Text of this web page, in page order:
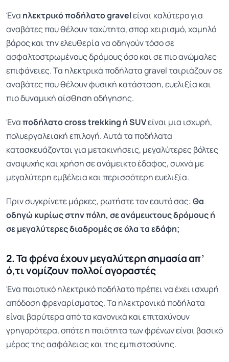
Ένα ηλεκτρικό ποδήλατο gravelείναι καλύτερο για
αναβάτες που θέλουν ταχύτητα, σπορ χειρισμό, χαμηλό
βάρος και την ελευθερία να οδηγούν τόσο σε
ασφαλτοστρωμένους δρόμους όσο και σε πιο ανώμαλες
επιφάνειες. Τα ηλεκτρικά ποδήλατα gravel ταιριάζουν σε
αναβάτες που θέλουν φυσική κατάσταση, ευελιξία και
πιο δυναμική αίσθηση οδήγησης.
Έναποδήλατο cross trekking ή SUVείναι μια ισχυρή,
πολυεργαλειακή επιλογή. Αυτά τα ποδήλατα
κατασκευάζονται για μετακινήσεις, μεγαλύτερες βόλτες
αναψυχής και χρήση σε ανάμεικτο έδαφος, συχνά με
μεγαλύτερη εμβέλεια και περισσότερη ευελιξία.
Πριν συγκρίνετε μάρκες, ρωτήστε τον εαυτό σας:Θα
οδηγώ κυρίως στην πόλη, σε ανάμεικτους δρόμους ή
σε μεγαλύτερες διαδρομές σε όλα τα εδάφη;
2. Τα φρένα έχουν μεγαλύτερη σημασία απ’
ό,τι νομίζουν πολλοί αγοραστές
Ένα ποιοτικό ηλεκτρικό ποδήλατο πρέπει να έχει ισχυρή
απόδοση φρεναρίσματος. Τα ηλεκτρονικά ποδήλατα
είναι βαρύτερα από τα κανονικά και επιταχύνουν
γρηγορότερα, οπότε η ποιότητα των φρένων είναι βασικό
μέρος της ασφάλειας και της εμπιστοσύνης.